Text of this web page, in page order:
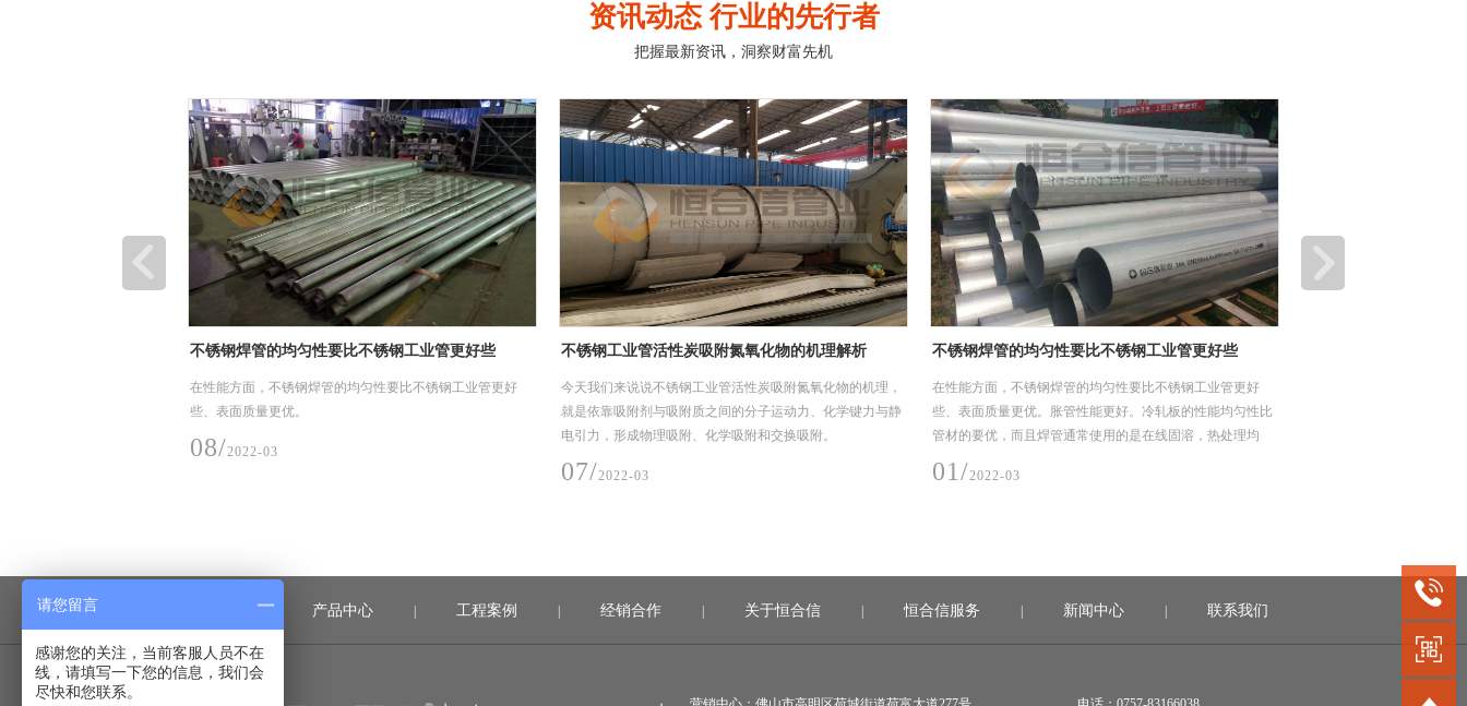
资讯动态 行业的先行者
把握最新资讯，洞察财富先机
钢材、管道及加工件现场装卸、堆放和储存要求
钢材、管道及加工件现场装卸、堆放和储存要求
25/
热烈祝贺楚能新能源（孝感）锂电池产业园项目顺
利投产，恒合信为其提供安全可靠的不锈钢工艺管
道系统产品
6月28日，楚能新能源孝感锂电池产业园项目一期投产活动
在孝感市临空经济区隆重举行，孝感市委书记胡玖明代表孝
感市委、市政府讲话，并宣布楚能新能源孝感锂电池产业园
项目一期正式投产
03/2023-07
广州市白云区江高净水厂设计-采购-施工总承包
(EPC)项目
广州市白云区江高净水厂设计-采购-施工总承包(EPC)项目，
主要用于项目水质净化厂工艺管道，要求采用304材质不锈
钢工业管，规格是DN25-DN1400，建设时间2019年10
月-2020年6月（机电安装材料入场至完成安装时间）。
08/2022-04
| 产品中心 工程案例 经销合作 关于恒合信 恒合信服务 新闻中心 联系我们
请您留言
感谢您的关注，当前客服人员不在
线，请填写一下您的信息，我们会
尽快和您联系。